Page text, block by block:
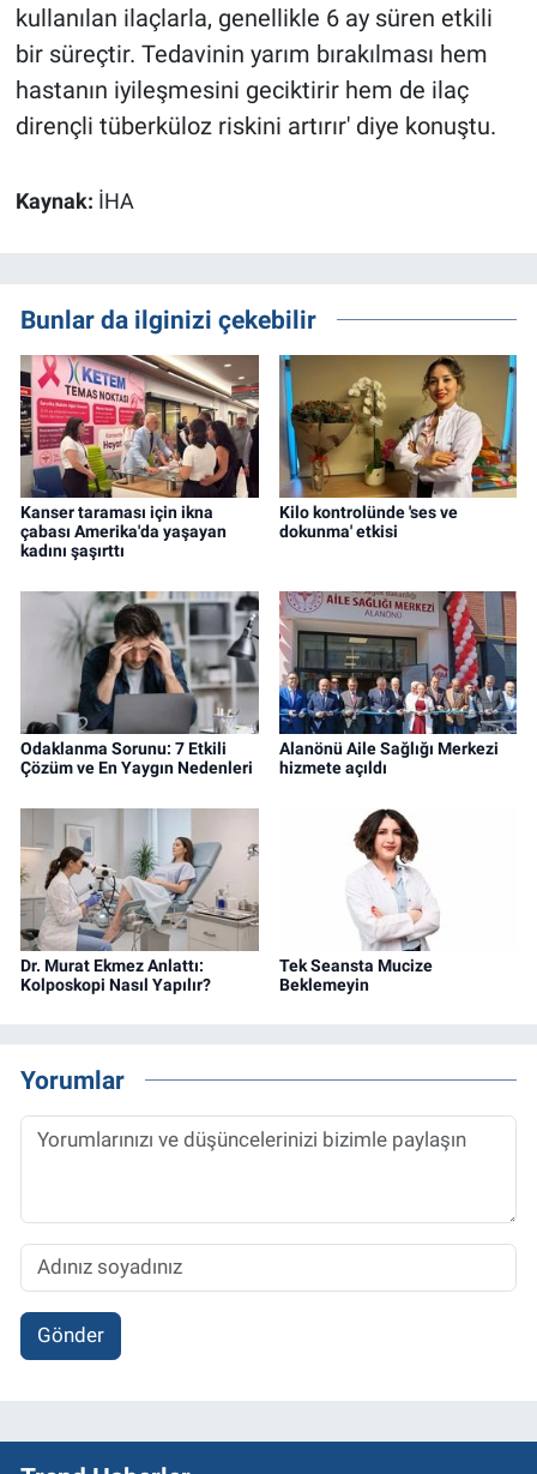
kullanılan ilaçlarla, genellikle 6 ay süren etkili
bir süreçtir. Tedavinin yarım bırakılması hem
hastanın iyileşmesini geciktirir hem de ilaç
dirençli tüberküloz riskini artırır' diye konuştu.
Kaynak: İHA
Bunlar da ilginizi çekebilir
Kanser taraması için ikna
çabası Amerika'da yaşayan
kadını şaşırttı
Kilo kontrolünde 'ses ve
dokunma' etkisi
Odaklanma Sorunu: 7 Etkili
Çözüm ve En Yaygın Nedenleri
Alanönü Aile Sağlığı Merkezi
hizmete açıldı
Dr. Murat Ekmez Anlattı:
Kolposkopi Nasıl Yapılır?
Tek Seansta Mucize
Beklemeyin
Yorumlar
Gönder